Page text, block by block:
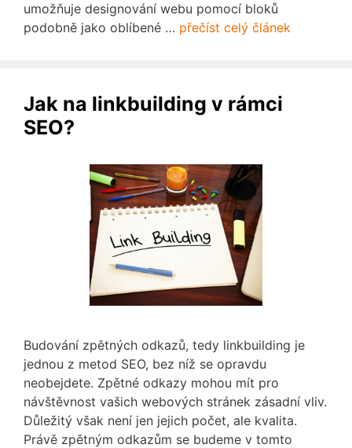
umožňuje designování webu pomocí bloků
podobně jako oblíbené … přečíst celý článek
Jak na linkbuilding v rámci
SEO?
Budování zpětných odkazů, tedy linkbuilding je
jednou z metod SEO, bez níž se opravdu
neobejdete. Zpětné odkazy mohou mít pro
návštěvnost vašich webových stránek zásadní vliv.
Důležitý však není jen jejich počet, ale kvalita.
Právě zpětným odkazům se budeme v tomto